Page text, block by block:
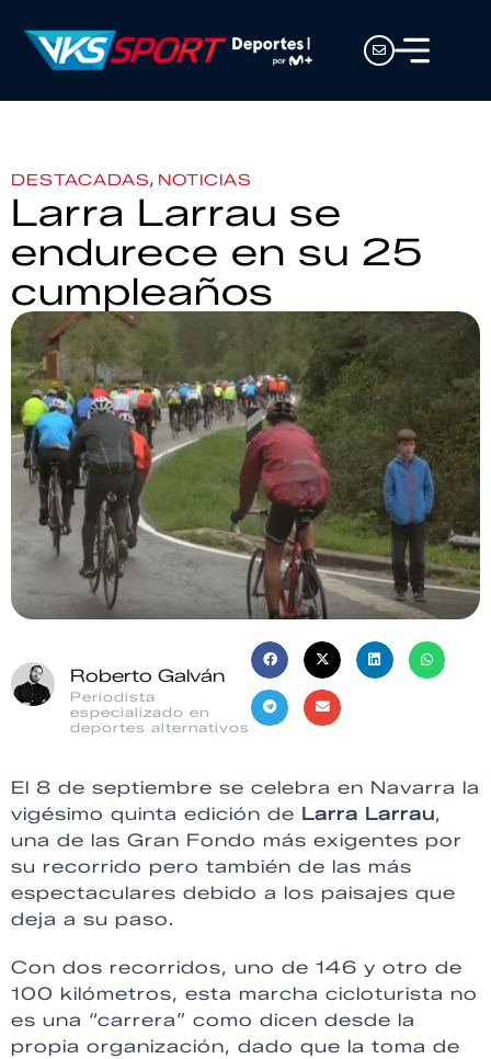
DESTACADAS, NOTICIAS
Larra Larrau se
endurece en su 25
cumpleaños
Roberto Galván
Periodista
especializado en
deportes alternativos
El 8 de septiembre se celebra en Navarra la
vigésimo quinta edición de Larra Larrau,
una de las Gran Fondo más exigentes por
su recorrido pero también de las más
espectaculares debido a los paisajes que
deja a su paso.
Con dos recorridos, uno de 146 y otro de
100 kilómetros, esta marcha cicloturista no
es una “carrera” como dicen desde la
propia organización, dado que la toma de